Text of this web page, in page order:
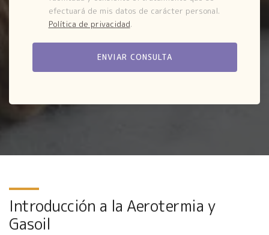
efectuará de mis datos de carácter personal.
Política de privacidad.
Introducción a la Aerotermia y
Gasoil